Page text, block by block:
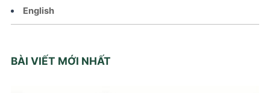
English
BÀI VIẾT MỚI NHẤT